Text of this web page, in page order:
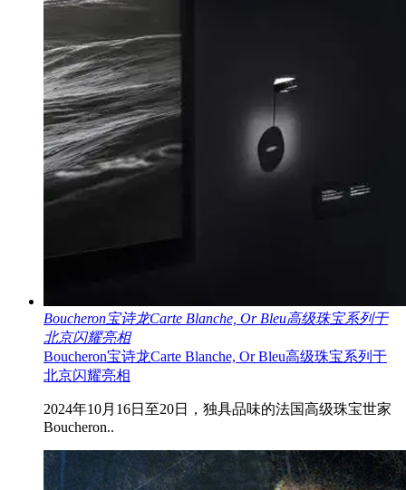
Boucheron宝诗龙Carte Blanche, Or Bleu高级珠宝系列于
北京闪耀亮相
Boucheron宝诗龙Carte Blanche, Or Bleu高级珠宝系列于
北京闪耀亮相
2024年10月16日至20日，独具品味的法国高级珠宝世家
Boucheron..